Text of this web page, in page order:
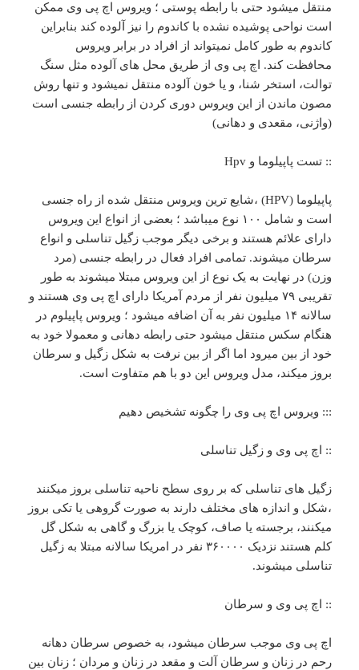
منتقل میشود حتی با رابطه پوستی ؛ ویروس اچ پی وی ممکن
است نواحی پوشیده نشده با کاندوم را نیز آلوده کند بنابراین
کاندوم به طور کامل نمیتواند از افراد در برابر ویروس
محافظت کند. اچ پی وی از طریق محل های آلوده مثل سنگ
توالت، استخر شنا، و یا خون آلوده منتقل نمیشود و تنها روش
مصون ماندن از این ویروس دوری کردن از رابطه جنسی است
(واژنی، مقعدی و دهانی)
:: تست پاپیلوما و Hpv
پاپیلوما (HPV) ،شایع ترین ویروس منتقل شده از راه جنسی
است و شامل ۱۰۰ نوع میباشد ؛ بعضی از انواع این ویروس
دارای علائم هستند و برخی دیگر موجب زگیل تناسلی و انواع
سرطان میشوند. تمامی افراد فعال در رابطه جنسی (مرد
وزن) در نهایت به یک نوع از این ویروس مبتلا میشوند به طور
تقریبی ۷۹ میلیون نفر از مردم آمریکا دارای اچ پی وی هستند و
سالانه ۱۴ میلیون نفر به آن اضافه میشود ؛ ویروس پاپیلوم در
هنگام سکس منتقل میشود حتی رابطه دهانی و معمولا خود به
خود از بین میرود اما اگر از بین نرفت به شکل زگیل و سرطان
بروز میکند، مدل ویروس این دو با هم متفاوت است.
::: ویروس اچ پی وی را چگونه تشخیص دهیم
:: اچ پی وی و زگیل تناسلی
زگیل های تناسلی که بر روی سطح ناحیه تناسلی بروز میکنند
،شکل و اندازه های مختلف دارند به صورت گروهی یا تکی بروز
میکنند، برجسته یا صاف، کوچک یا بزرگ و گاهی به شکل گل
کلم هستند نزدیک ۳۶۰۰۰۰ نفر در امریکا سالانه مبتلا به زگیل
تناسلی میشوند.
:: اچ پی وی و سرطان
اچ پی وی موجب سرطان میشود، به خصوص سرطان دهانه
رحم در زنان و سرطان آلت و مقعد در زنان و مردان ؛ زنان بین